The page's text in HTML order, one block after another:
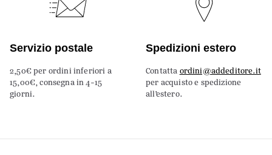
Servizio postale
2,50€ per ordini inferiori a
15,00€, consegna in 4-15
giorni.
Spedizioni estero
Contatta ordini@addeditore.it
per acquisto e spedizione
all’estero.